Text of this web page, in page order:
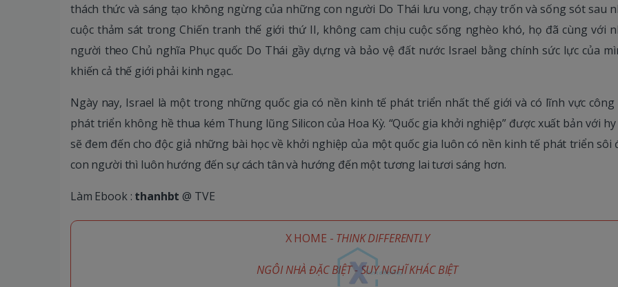
thách thức và sáng tạo không ngừng của những con người Do Thái lưu vong, chạy trốn và sống sót sau
cuộc thảm sát trong Chiến tranh thế giới thứ II, không cam chịu cuộc sống nghèo khó, họ đã cùng với
người theo Chủ nghĩa Phục quốc Do Thái gầy dựng và bảo vệ đất nước Israel bằng chính sức lực của
khiến cả thế giới phải kinh ngạc.
Ngày nay, Israel là một trong những quốc gia có nền kinh tế phát triển nhất thế giới và có lĩnh vực công
phát triển không hề thua kém Thung lũng Silicon của Hoa Kỳ. “Quốc gia khởi nghiệp” được xuất bản với
sẽ đem đến cho độc giả những bài học về khởi nghiệp của một quốc gia luôn có nền kinh tế phát triển sôi
con người thì luôn hướng đến sự cách tân và hướng đến một tương lai tươi sáng hơn.
Làm Ebook : thanhbt @ TVE
X HOME - THINK DIFFERENTLY
NGÔI NHÀ ĐẶC BIỆT - SUY NGHĨ KHÁC BIỆT